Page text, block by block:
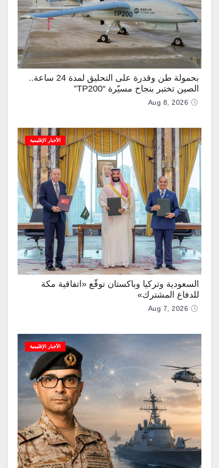
بحمولة طن وقدرة على التحليق لمدة 24 ساعة..
الصين تختبر بنجاح مسيّرة “TP200”
Aug 8, 2026
الأخبار الإقليمية
السعودية وتركيا وباكستان توقّع «اتفاقية مكة
للدفاع المشترك»
Aug 7, 2026
الأخبار الإقليمية